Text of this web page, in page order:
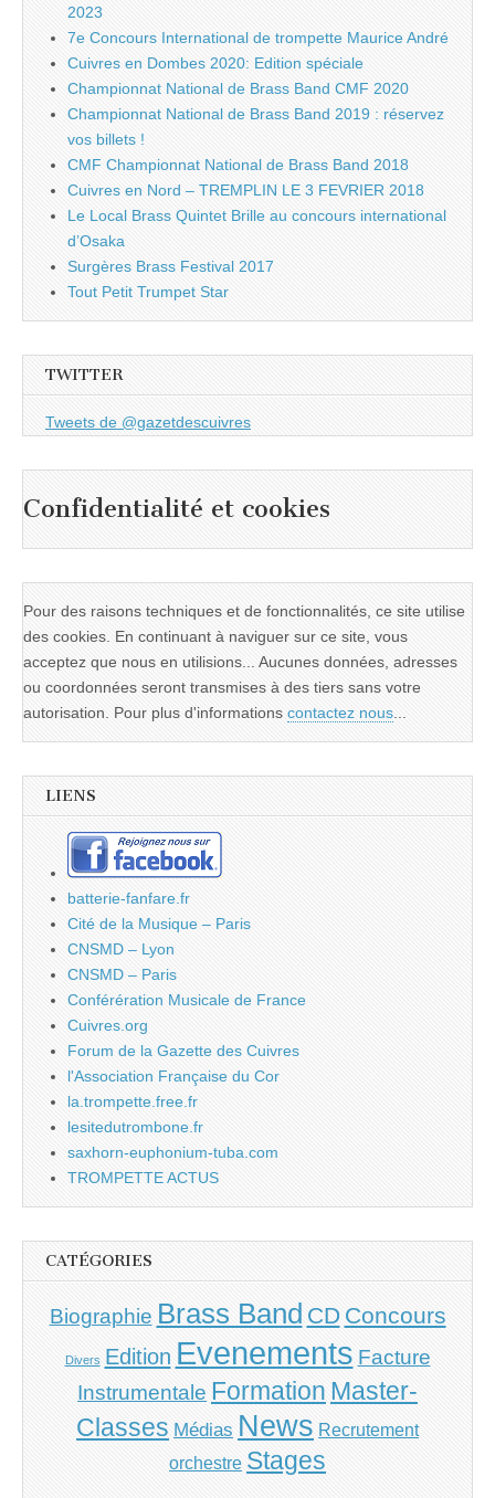
2023
7e Concours International de trompette Maurice André
Cuivres en Dombes 2020: Edition spéciale
Championnat National de Brass Band CMF 2020
Championnat National de Brass Band 2019 : réservez
vos billets !
CMF Championnat National de Brass Band 2018
Cuivres en Nord – TREMPLIN LE 3 FEVRIER 2018
Le Local Brass Quintet Brille au concours international
d’Osaka
Surgères Brass Festival 2017
Tout Petit Trumpet Star
TWITTER
Tweets de @gazetdescuivres
Confidentialité et cookies
Pour des raisons techniques et de fonctionnalités, ce site utilise
des cookies. En continuant à naviguer sur ce site, vous
acceptez que nous en utilisions... Aucunes données, adresses
ou coordonnées seront transmises à des tiers sans votre
autorisation. Pour plus d'informations contactez nous
LIENS
batterie-fanfare.fr
Cité de la Musique – Paris
CNSMD – Lyon
CNSMD – Paris
Conférération Musicale de France
Cuivres.org
Forum de la Gazette des Cuivres
l'Association Française du Cor
la.trompette.free.fr
lesitedutrombone.fr
saxhorn-euphonium-tuba.com
TROMPETTE ACTUS
CATÉGORIES
Biographie Brass Band CD Concours
Divers Edition Evenements Facture
Instrumentale Formation Master-
Classes Médias News Recrutement
orchestre Stages